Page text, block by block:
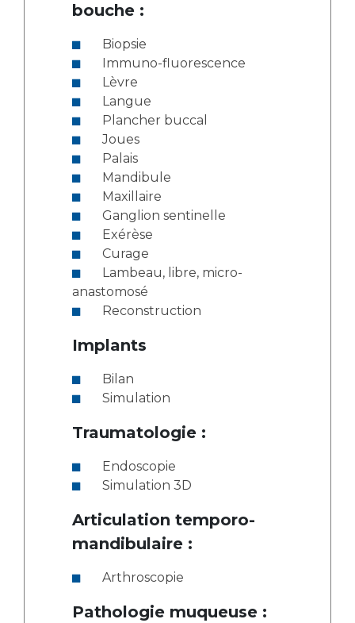
bouche :
Biopsie
Immuno-fluorescence
Lèvre
Langue
Plancher buccal
Joues
Palais
Mandibule
Maxillaire
Ganglion sentinelle
Exérèse
Curage
anastomosé
Reconstruction
Implants
Bilan
Simulation
Traumatologie :
Endoscopie
Simulation 3D
Articulation temporo-
mandibulaire :
Arthroscopie
Pathologie muqueuse :